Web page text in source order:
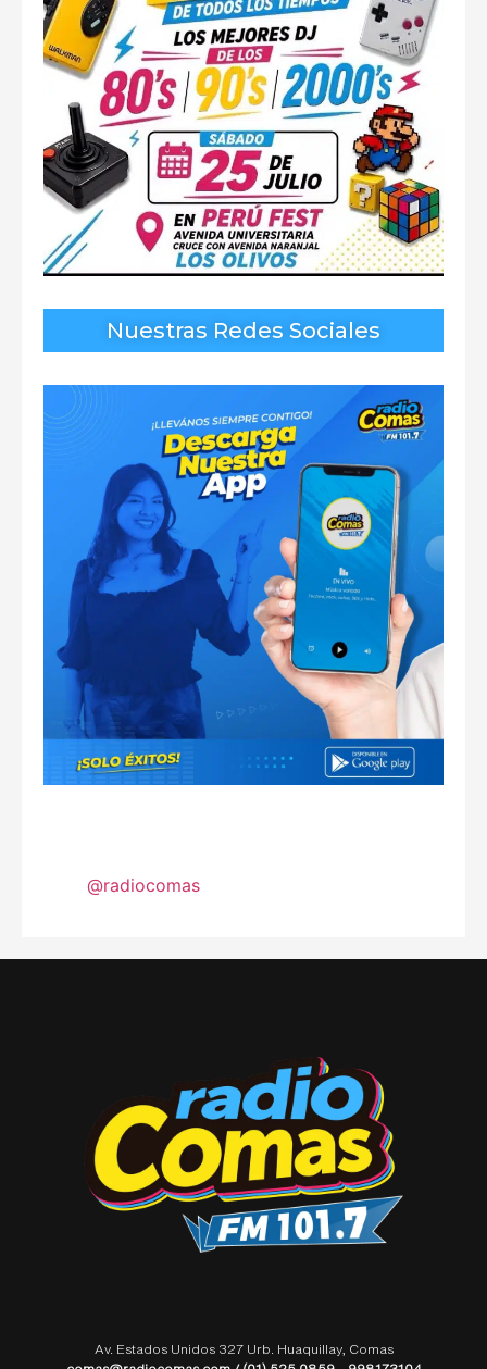
Nuestras Redes Sociales
@radiocomas
Av. Estados Unidos 327 Urb. Huaquillay, Comas